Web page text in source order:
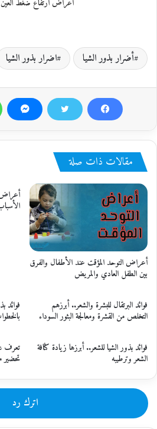
أعراض ارتفاع ضغط العين
أضرار بذور الشيا اضرار بذور الشيا
مقالات ذات صلة
أعراض التوحد المؤقت عند الأطفال والفرق
بين الطفل العادي والمريض
فوائد البرتقال للبشرة والشعر.. أبرزهم
التخلص من القشرة ومعالجة البثور السوداء
فوائد
فوائد بذور الشيا للشعر.. أبرزها زيادة كثافة
الشعر وترطيبه
تعرف
تحضير
اترك رد